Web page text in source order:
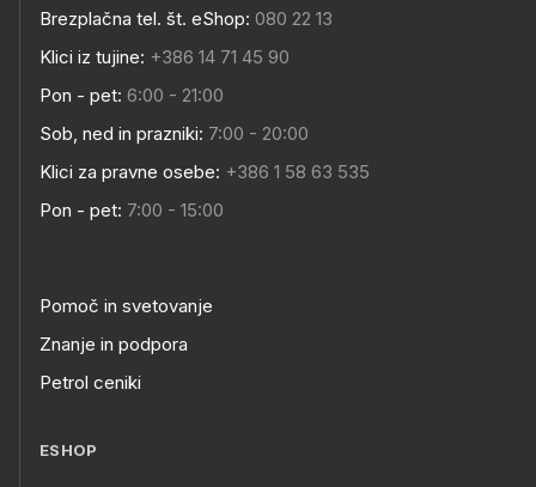
Brezplačna tel. št. eShop: 080 22 13
Klici iz tujine: +386 14 71 45 90
Pon - pet: 6:00 - 21:00
Sob, ned in prazniki: 7:00 - 20:00
Klici za pravne osebe: +386 1 58 63 535
Pon - pet: 7:00 - 15:00
Pomoč in svetovanje
Znanje in podpora
Petrol ceniki
ESHOP